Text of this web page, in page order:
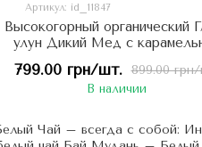
Артикул: id_11847
Высокогорный органический
улун Дикий Мед с
выпечки 100г, Китай
899.00
799.00 грн/шт.
В наличии